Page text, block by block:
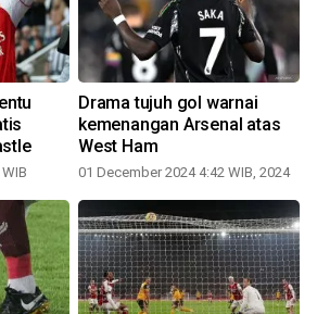
Drama tujuh gol warnai
kemenangan Arsenal atas
West Ham
01 December 2024 4:42 WIB, 2024